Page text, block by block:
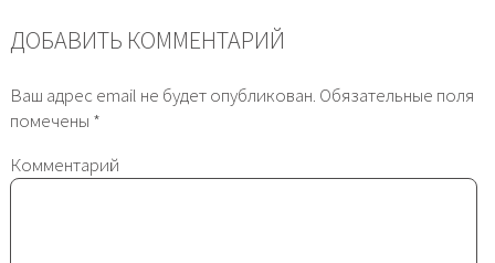
ДОБАВИТЬ КОММЕНТАРИЙ
Ваш адрес email не будет опубликован. Обязательные поля
помечены *
Комментарий